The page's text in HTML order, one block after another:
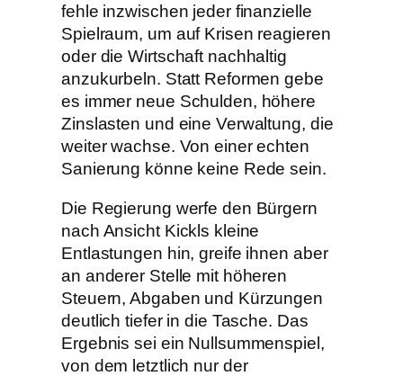
fehle inzwischen jeder finanzielle
Spielraum, um auf Krisen reagieren
oder die Wirtschaft nachhaltig
anzukurbeln. Statt Reformen gebe
es immer neue Schulden, höhere
Zinslasten und eine Verwaltung, die
weiter wachse. Von einer echten
Sanierung könne keine Rede sein.
Die Regierung werfe den Bürgern
nach Ansicht Kickls kleine
Entlastungen hin, greife ihnen aber
an anderer Stelle mit höheren
Steuern, Abgaben und Kürzungen
deutlich tiefer in die Tasche. Das
Ergebnis sei ein Nullsummenspiel,
von dem letztlich nur der